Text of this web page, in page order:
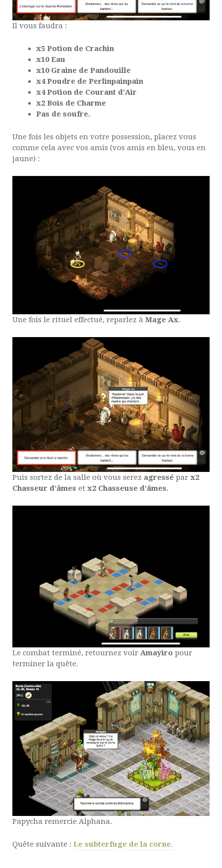
Il vous faudra :
x5 Potion de Crachin
x10 Eau
x10 Graine de Pandouille
x4 Poudre de Perlinpainpain
x4 Potion de Courant d’Air
x2 Bois de Charme
Pas de soufre.
Une fois les objets en votre possession, placez vous
comme cela avec vos amis (vos amis en bleu, vous en
jaune) :
Une fois le rituel effectué, reparlez à Mage Ax.
Puis sortez de la salle où vous serez agressé par x2
Chasseur d’âmes et x2 Chasseuse d’âmes.
Le combat terminé, retournez voir Amayiro pour
terminer la quête.
Papycha remercie Alphana.
Quête suivante : Le subterfuge de la corne.